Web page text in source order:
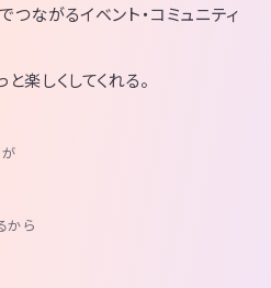
ながるイベント・コミュニティ
楽しくしてくれる。
から